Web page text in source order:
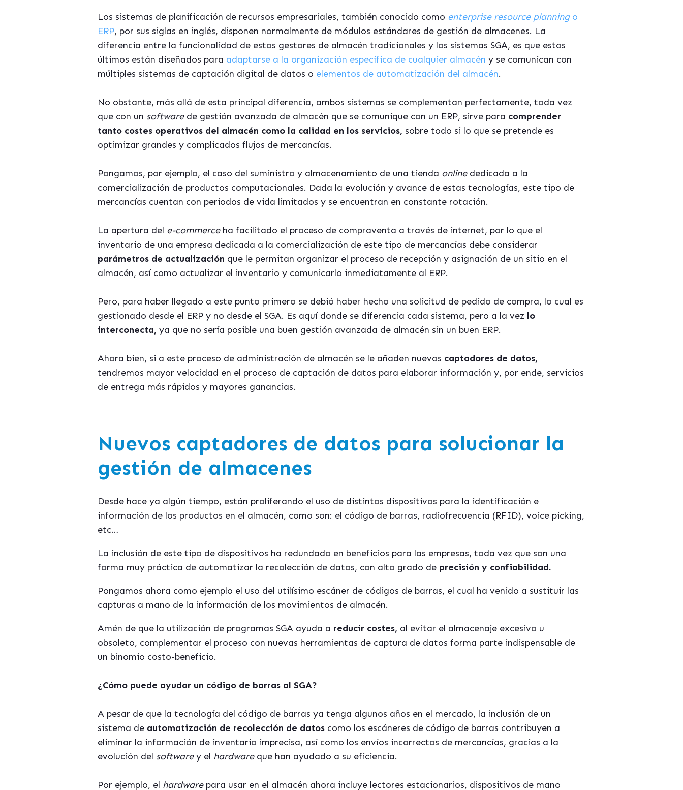
Los sistemas de planificación de recursos empresariales, también conocido como enterprise resource planningo
ERP, por sus siglas en inglés, disponen normalmente de módulos estándares de gestión de almacenes. La
diferencia entre la funcionalidad de estos gestores de almacén tradicionales y los sistemas SGA, es que estos
últimos están diseñados para adaptarse a la organización específica de cualquier almacén y se comunican con
múltiples sistemas de captación digital de datos o elementos de automatización del almacén.
No obstante, más allá de esta principal diferencia, ambos sistemas se complementan perfectamente, toda vez
que con un softwarede gestión avanzada de almacén que se comunique con un ERP, sirve para comprender
tanto costes operativos del almacén como la calidad en los servicios, sobre todo si lo que se pretende es
optimizar grandes y complicados flujos de mercancías.
Pongamos, por ejemplo, el caso del suministro y almacenamiento de una tienda onlinededicada a la
comercialización de productos computacionales. Dada la evolución y avance de estas tecnologías, este tipo de
mercancías cuentan con periodos de vida limitados y se encuentran en constante rotación.
La apertura del e-commerceha facilitado el proceso de compraventa a través de internet, por lo que el
inventario de una empresa dedicada a la comercialización de este tipo de mercancías debe considerar
parámetros de actualización que le permitan organizar el proceso de recepción y asignación de un sitio en el
almacén, así como actualizar el inventario y comunicarlo inmediatamente al ERP.
Pero, para haber llegado a este punto primero se debió haber hecho una solicitud de pedido de compra, lo cual es
gestionado desde el ERP y no desde el SGA. Es aquí donde se diferencia cada sistema, pero a la vez lo
interconecta, ya que no sería posible una buen gestión avanzada de almacén sin un buen ERP.
Ahora bien, si a este proceso de administración de almacén se le añaden nuevos captadores de datos,
tendremos mayor velocidad en el proceso de captación de datos para elaborar información y, por ende, servicios
de entrega más rápidos y mayores ganancias.
Nuevos captadores de datos para solucionar la
gestión de almacenes
Desde hace ya algún tiempo, están proliferando el uso de distintos dispositivos para la identificación e
información de los productos en el almacén, como son: el código de barras, radiofrecuencia (RFID), voice picking,
etc…
La inclusión de este tipo de dispositivos ha redundado en beneficios para las empresas, toda vez que son una
forma muy práctica de automatizar la recolección de datos, con alto grado de precisión y confiabilidad.
Pongamos ahora como ejemplo el uso del utilísimo escáner de códigos de barras, el cual ha venido a sustituir las
capturas a mano de la información de los movimientos de almacén.
Amén de que la utilización de programas SGA ayuda a reducir costes, al evitar el almacenaje excesivo u
obsoleto, complementar el proceso con nuevas herramientas de captura de datos forma parte indispensable de
un binomio costo-beneficio.
¿Cómo puede ayudar un código de barras al SGA?
A pesar de que la tecnología del código de barras ya tenga algunos años en el mercado, la inclusión de un
sistema de automatización de recolección de datos como los escáneres de código de barras contribuyen a
eliminar la información de inventario imprecisa, así como los envíos incorrectos de mercancías, gracias a la
evolución del softwarey el hardwareque han ayudado a su eficiencia.
Por ejemplo, el hardware para usar en el almacén ahora incluye lectores estacionarios, dispositivos de mano